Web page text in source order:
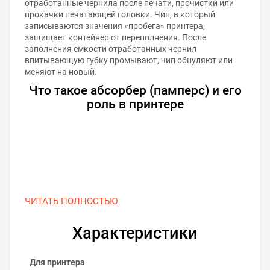
отработанные чернила после печати, прочистки или
прокачки печатающей головки. Чип, в который
записываются значения «пробега» принтера,
защищает контейнер от переполнения. После
заполнения ёмкости отработанных чернил
впитывающую губку промывают, чип обнуляют или
меняют на новый.
Что такое абсорбер (памперс) и его
роль в принтере
ЧИТАТЬ ПОЛНОСТЬЮ
Характеристики
Для принтера